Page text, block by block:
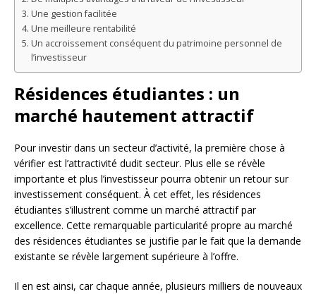
Une gestion facilitée
Une meilleure rentabilité
Un accroissement conséquent du patrimoine personnel de
l’investisseur
Résidences étudiantes : un
marché hautement attractif
Pour investir dans un secteur d’activité, la première chose à
vérifier est l’attractivité dudit secteur. Plus elle se révèle
importante et plus l’investisseur pourra obtenir un retour sur
investissement conséquent. À cet effet, les résidences
étudiantes s’illustrent comme un marché attractif par
excellence. Cette remarquable particularité propre au marché
des résidences étudiantes se justifie par le fait que la demande
existante se révèle largement supérieure à l’offre.
Il en est ainsi, car chaque année, plusieurs milliers de nouveaux